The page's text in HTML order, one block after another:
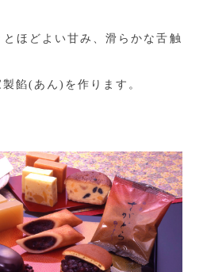
ほどよい甘み、滑らかな舌触
餡(あん)を作ります。